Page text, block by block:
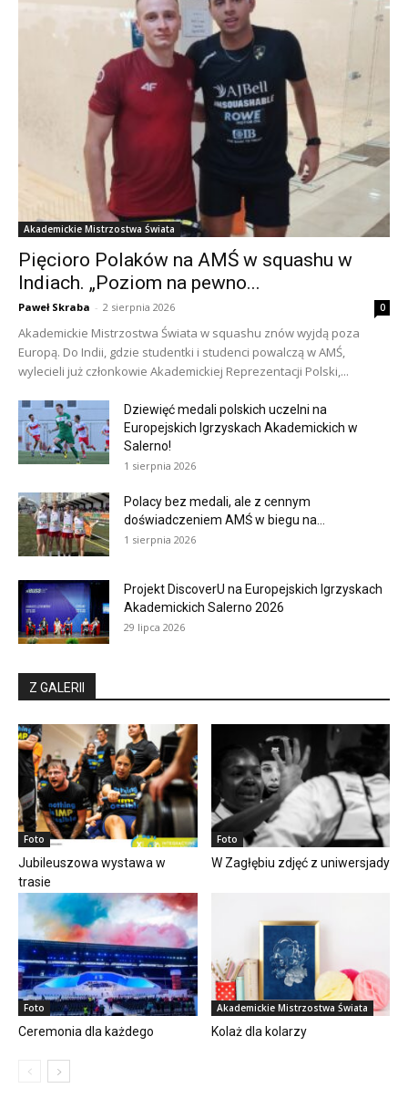
Akademickie Mistrzostwa Świata
Pięcioro Polaków na AMŚ w squashu w
Indiach. „Poziom na pewno...
Paweł Skraba - 2 sierpnia 2026 0
Akademickie Mistrzostwa Świata w squashu znów wyjdą poza
Europą. Do Indii, gdzie studentki i studenci powalczą w AMŚ,
wylecieli już członkowie Akademickiej Reprezentacji Polski,...
Dziewięć medali polskich uczelni na
Europejskich Igrzyskach Akademickich w
Salerno!
1 sierpnia 2026
Polacy bez medali, ale z cennym
doświadczeniem AMŚ w biegu na...
1 sierpnia 2026
Projekt DiscoverU na Europejskich Igrzyskach
Akademickich Salerno 2026
29 lipca 2026
Z GALERII
Foto
Jubileuszowa wystawa w
trasie
Foto
W Zagłębiu zdjęć z uniwersjady
Foto
Ceremonia dla każdego
Akademickie Mistrzostwa Świata
Kolaż dla kolarzy